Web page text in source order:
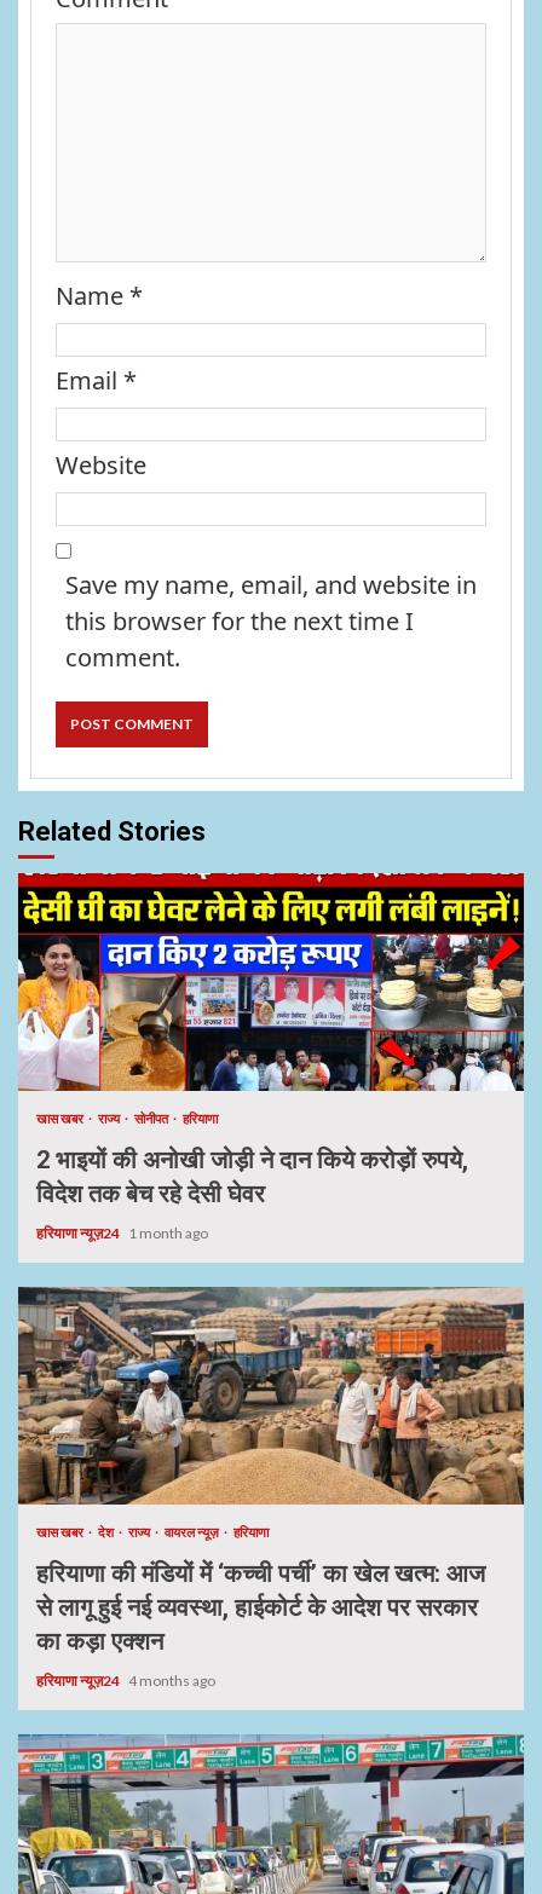
Name *
Email *
Website
Save my name, email, and website in
this browser for the next time I
comment.
Related Stories
खास खबर राज्य सोनीपत हरियाणा
2 भाइयों की अनोखी जोड़ी ने दान किये करोड़ों रुपये,
विदेश तक बेच रहे देसी घेवर
हरियाणा न्यूज़24 1 month ago
खास खबर देश राज्य वायरल न्यूज़ हरियाणा
हरियाणा की मंडियों में ‘कच्ची पर्ची’ का खेल खत्म: आज
से लागू हुई नई व्यवस्था, हाईकोर्ट के आदेश पर सरकार
का कड़ा एक्शन
हरियाणा न्यूज़24 4 months ago